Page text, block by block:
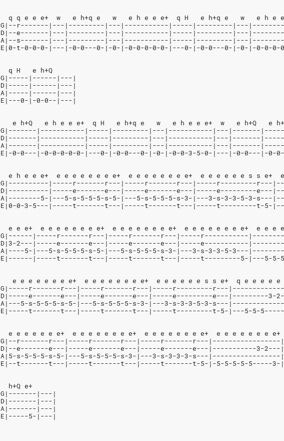
q q e e e+  w   e h+q e   w   e h e e e+  q H   e h+q e   w   e h e
G|--r-------|---|---------|---|-----------|-----|---------|---
D|--e-------|---|---------|---|-----------|-----|---------|---
A|--s-------|---|---------|---|-----------|-----|---------|---
E|0-t-0-0-0-|---|-0-0---0-|-0-|-0-0-0-0-0-|---0-|-0-0---0-|-0-|-0-0-0-
  q H   e h+Q
G|-----|------|---|
D|-----|------|---|
A|-----|------|---|
E|---0-|-0-0--|---|
e h+Q   e h e e e+  q H   e h+q e   w   e h e e e+  w   e h+Q   e
G|-------|-----------|-----|---------|---|-----------|---|-------
D|-------|-----------|-----|---------|---|-----------|---|-------
A|-------|-----------|-----|---------|---|-----------|---|-------
E|-0-0---|-0-0-0-0-0-|---0-|-0-0---0-|-0-|-0-0-3-5-0-|---|-0-0---|-0-
e h e e e+  e e e e e e e e+  e e e e e e e e+  e e e e e e s s e+
G|----------|-----r-------r---|-----r-------r---|-----r---------r---
D|----------|-----e-------e---|-----e-------e---|-----e---------e---
A|--------5-|---5-s-5-5-5-s-5-|---5-s-5-5-5-s-3-|---3-s-3-3-5-3-s---
E|0-0-3-5---|-----t-------t---|-----t-------t---|-----t---------t-5-|---
e e e+  e e e e e e e e+  e e e e e e e e+  e e e e e e e e+  e e e
G|------|-----r-------r---|-----r-------r---|-----r-----------
D|3-2---|-----e-------e---|-----e-------e---|-----e-----------
A|----5-|---5-s-5-5-5-s-5-|---5-s-5-5-5-s-3-|---3-s-3-3-5-3---
E|------|-----t-------t---|-----t-------t---|-----t---------5-|---5-5-
e e e e e e e e+  e e e e e e e e+  e e e e e e s s e+  q e e e e e
G|-----r-------r---|-----r-------r---|-----r---------r---
D|-----e-------e---|-----e-------e---|-----e---------e---|---------3-
A|---5-s-5-5-5-s-5-|---5-s-5-5-5-s-3-|---3-s-3-3-5-3-s---
E|-----t-------t---|-----t-------t---|-----t---------t-5-|---5-5-
  e e e e e e e+  e e e e e e e e+  e e e e e e e e+  e e e e e e e e+
G|--r-------r---|-----r-------r---|-----r-------r---|-----------------|
D|--e-------e---|-----e-------e---|-----e-------e---|-----------3-2---|
A|5-s-5-5-5-s-5-|---5-s-5-5-5-s-3-|---3-s-3-3-3-s---|-----------------|
E|--t-------t---|-----t-------t---|-----t-------t-5-|-5-5-5-5-5-----3-|
  h+Q e+
G|-------|---|
D|-------|---|
A|-------|---|
E|-----5-|---|